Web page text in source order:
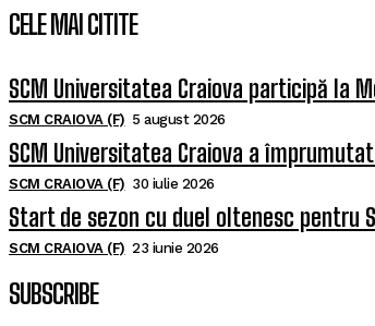
CELE MAI CITITE
SCM Universitatea Craiova participă la
SCM CRAIOVA (F) 5 august 2026
SCM Universitatea Craiova a
SCM CRAIOVA (F) 30 iulie 2026
Start de sezon cu duel oltenesc pentru
SCM CRAIOVA (F) 23 iunie 2026
SUBSCRIBE